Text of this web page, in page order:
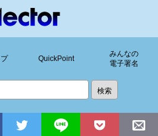
QuickPoint
みんなの
電子署名